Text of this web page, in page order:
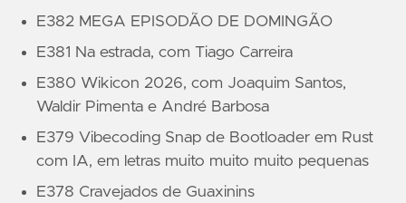
E382 MEGA EPISODÃO DE DOMINGÃO
E381 Na estrada, com Tiago Carreira
E380 Wikicon 2026, com Joaquim Santos,
Waldir Pimenta e André Barbosa
E379 Vibecoding Snap de Bootloader em Rust
com IA, em letras muito muito muito pequenas
E378 Cravejados de Guaxinins